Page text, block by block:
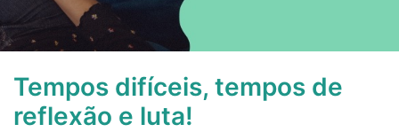
Tempos difíceis, tempos de
reflexão e luta!